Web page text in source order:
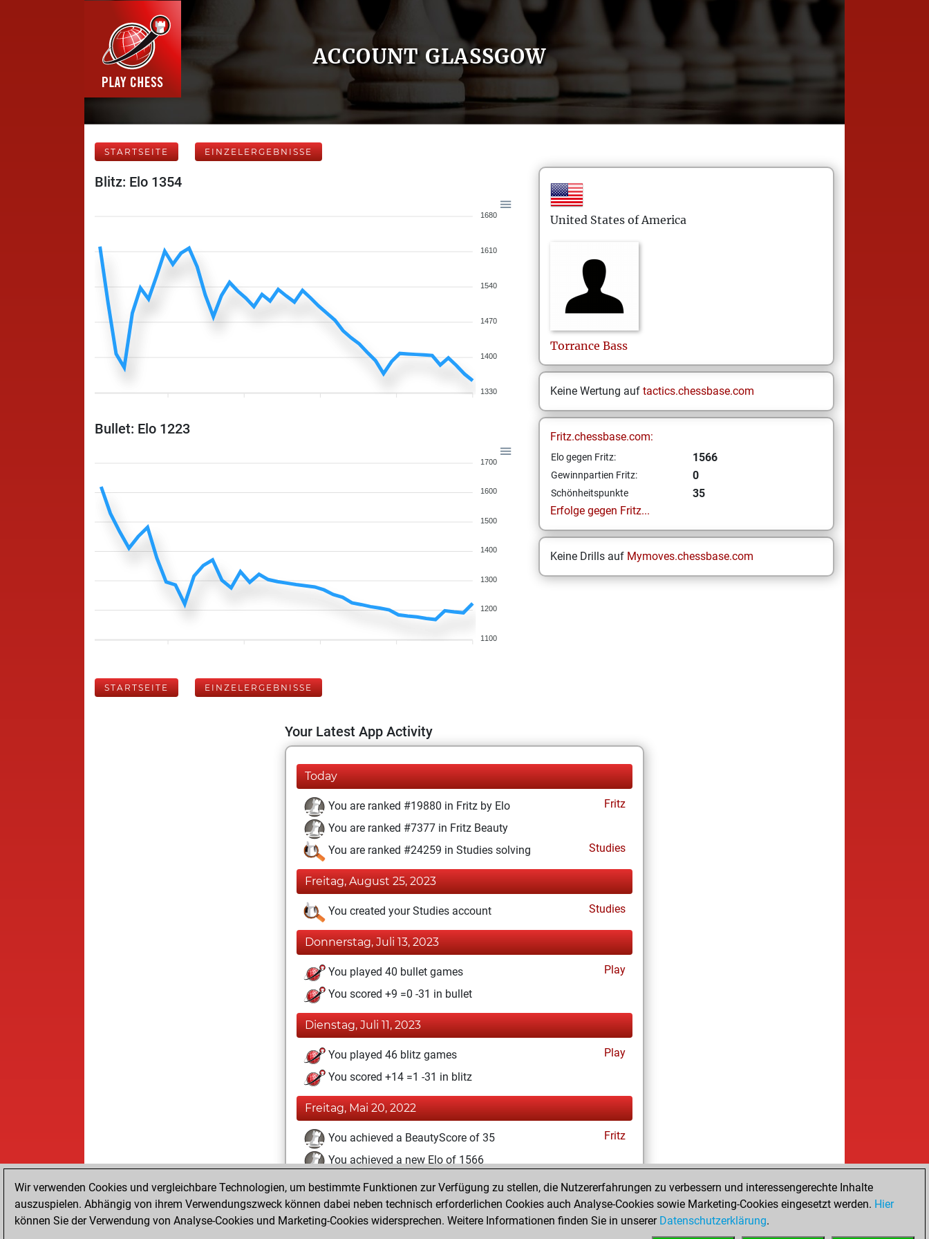
ACCOUNT GLASSGOW
STARTSEITE EINZELERGEBNISSE
Blitz: Elo 1354
1680
1610
1540
1470
1400
1330
Bullet: Elo 1223
1700
1600
1500
1400
1300
1200
1100
United States of America
Torrance Bass
Keine Wertung auf tactics.chessbase.com
Fritz.chessbase.com:
Elo gegen Fritz: 1566
Gewinnpartien Fritz: 0
Schönheitspunkte
35
Erfolge gegen Fritz...
Keine Drills auf Mymoves.chessbase.com
STARTSEITE EINZELERGEBNISSE
Your Latest App Activity
Today
You are ranked #19880 in Fritz by Elo
Fritz
You are ranked #7377 in Fritz Beauty
You are ranked #24259 in Studies solving
Studies
Freitag, August 25, 2023
You created your Studies account Studies
Donnerstag, Juli 13, 2023
You played 40 bullet games
Play
You scored +9 =0 -31 in bullet
Dienstag, Juli 11, 2023
You played 46 blitz games
Play
You scored +14 =1 -31 in blitz
Freitag, Mai 20, 2022
You achieved a BeautyScore of 35
Fritz
You achieved a new Elo of 1566
Freitag, Mai 13, 2022
You created your Fritz account Fritz
Wir verwenden Cookies und vergleichbare Technologien, um bestimmte Funktionen zur Verfügung zu stellen, die Nutzererfahrungen zu verbessern und interessengerechte Inhalte
auszuspielen. Abhängig von ihrem Verwendungszweck können dabei neben technisch erforderlichen Cookies auch Analyse-Cookies sowie Marketing-Cookies eingesetzt werden. Hier
können Sie der Verwendung von Analyse-Cookies und Marketing-Cookies widersprechen. Weitere Informationen finden Sie in unserer Datenschutzerklärung.